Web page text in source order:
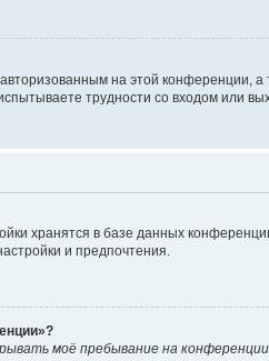
на этой конференции,
трудности со входом или
хранятся в базе данных
и предпочтения.
моё пребывание на конференции